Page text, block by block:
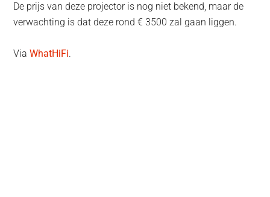
De prijs van deze projector is nog niet bekend, maar de
verwachting is dat deze rond € 3500 zal gaan liggen.
ViaWhatHiFi.